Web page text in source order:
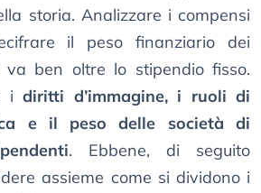
storia. Analizzare i compensi
il peso finanziario dei
va ben oltre lo stipendio fisso.
i diritti d’immagine, i ruoli di
e il peso delle società di
. Ebbene, di seguito
assieme come si dividono i